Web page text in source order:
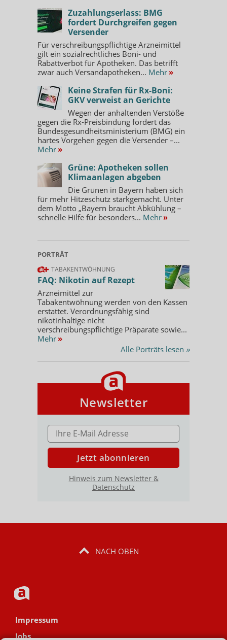
Zuzahlungserlass: BMG
fordert Durchgreifen gegen
Versender
Für verschreibungspflichtige Arzneimittel
gilt ein sozialrechtliches Boni- und
Rabattverbot für Apotheken. Das betrifft
zwar auch Versandapotheken... Mehr »
Keine Strafen für Rx-Boni:
GKV verweist an Gerichte
Wegen der anhaltenden Verstöße
gegen die Rx-Preisbindung fordert das
Bundesgesundheitsministerium (BMG) ein
hartes Vorgehen gegen die Versender –...
Mehr »
Grüne: Apotheken sollen
Klimaanlagen abgeben
Die Grünen in Bayern haben sich
für mehr Hitzeschutz starkgemacht. Unter
dem Motto „Bayern braucht Abkühlung –
schnelle Hilfe für besonders... Mehr »
PORTRÄT
TABAKENTWÖHNUNG
FAQ: Nikotin auf Rezept
Arzneimittel zur
Tabakentwöhnung werden von den Kassen
erstattet. Verordnungsfähig sind
nikotinhaltige nicht
verschreibungspflichtige Präparate sowie...
Mehr »
Alle Porträts lesen »
Newsletter
E-MAIL ADRESSE
Jetzt abonnieren
Hinweis zum Newsletter &
Datenschutz
NACH OBEN
Impressum
Jobs